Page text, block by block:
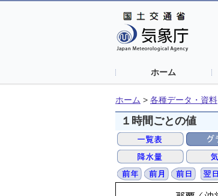
ホーム
ホーム > 各種データ・資料
１時間ごとの値